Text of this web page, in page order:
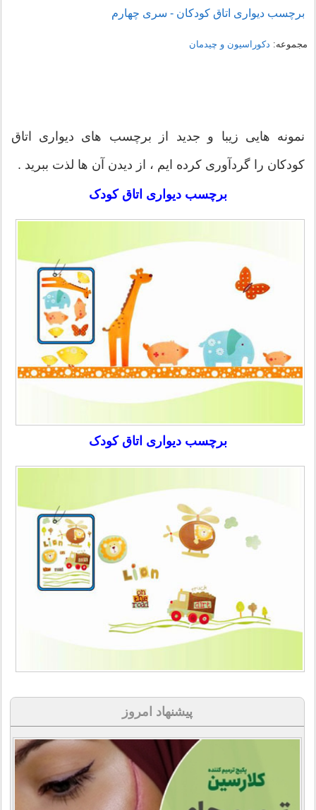
برچسب دیواری اتاق کودکان - سری چهارم
مجموعه: دکوراسیون و چیدمان
نمونه هایی زیبا و جدید از برچسب های دیواری اتاق
کودکان را گردآوری کرده ایم ، از دیدن آن ها لذت ببرید .
برچسب دیواری اتاق کودک
برچسب دیواری اتاق کودک
پیشنهاد امروز